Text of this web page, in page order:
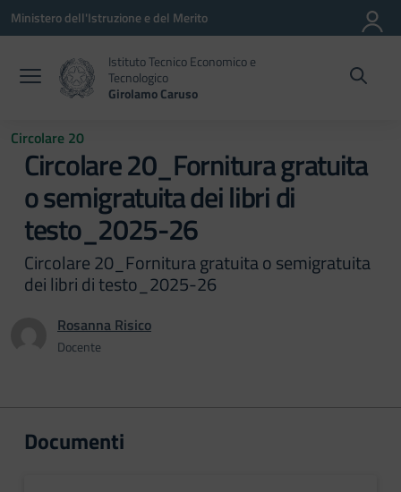
Vai ai contenuti
Vai al menu di navigazione
Vai al footer
Ministero dell'Istruzione e del Merito
Istituto Tecnico Economico e
Tecnologico
Girolamo Caruso
Circolare 20
Circolare 20_Fornitura gratuita
o semigratuita dei libri di
testo_2025-26
Circolare 20_Fornitura gratuita o semigratuita
dei libri di testo_2025-26
Rosanna Risico
Docente
Documenti